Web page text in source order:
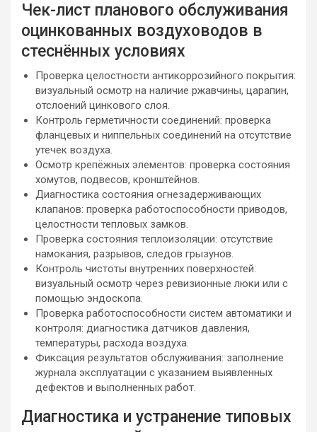
Чек-лист планового обслуживания
оцинкованных воздуховодов в
стеснённых условиях
Проверка целостности антикоррозийного покрытия:
визуальный осмотр на наличие ржавчины, царапин,
отслоений цинкового слоя.
Контроль герметичности соединений: проверка
фланцевых и ниппельных соединений на отсутствие
утечек воздуха.
Осмотр крепёжных элементов: проверка состояния
хомутов, подвесов, кронштейнов.
Диагностика состояния огнезадерживающих
клапанов: проверка работоспособности приводов,
целостности тепловых замков.
Проверка состояния теплоизоляции: отсутствие
намокания, разрывов, следов грызунов.
Контроль чистоты внутренних поверхностей:
визуальный осмотр через ревизионные люки или с
помощью эндоскопа.
Проверка работоспособности систем автоматики и
контроля: диагностика датчиков давления,
температуры, расхода воздуха.
Фиксация результатов обслуживания: заполнение
журнала эксплуатации с указанием выявленных
дефектов и выполненных работ.
Диагностика и устранение типовых